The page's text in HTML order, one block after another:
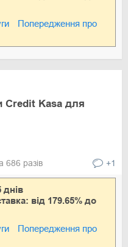
Попередження про
Credit Kasa для
686 разів +1
днів
від 179.65% до
Попередження про